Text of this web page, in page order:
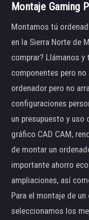
Montaje Gaming
Montamos tú
en la Sierra Norte de
comprar? Llámanos
componentes pero
ordenador pero no
configuraciones
un presupuesto y
gráfico CAD CAM,
de montar un
importante ahorro
ampliaciones, así
Para el montaje de
seleccionamos los